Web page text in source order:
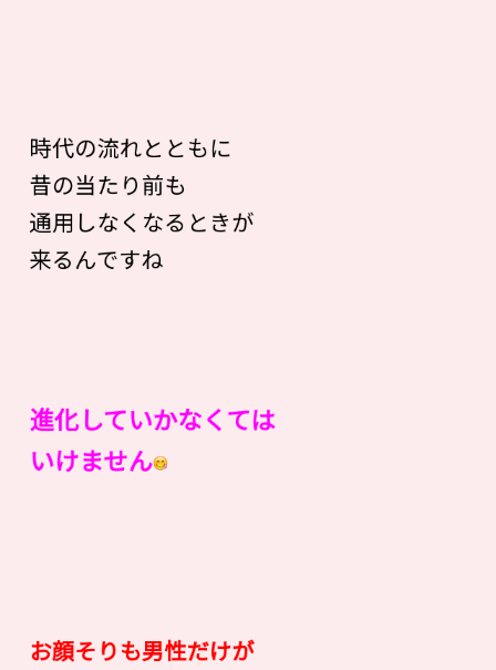
時代の流れとともに
昔の当たり前も
通用しなくなるときが
来るんですね
進化していかなくては
いけません
お顔そりも男性だけが